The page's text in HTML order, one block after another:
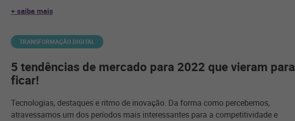
+ saiba mais
TRANSFORMAÇÃO DIGITAL
5 tendências de mercado para 2022 que vieram para
ficar!
Tecnologias, destaques e ritmo de inovação. Da forma como percebemos,
atravessamos um dos períodos mais interessantes para a competitividade e